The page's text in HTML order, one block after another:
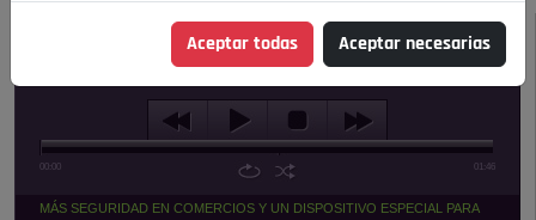
Escucha el audio de esta noticia:
00:00 01:46
MÁS SEGURIDAD EN COMERCIOS Y UN DISPOSITIVO ESPECIAL PARA
Aceptar todas Aceptar necesarias